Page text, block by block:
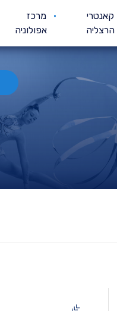
קאנטרי
הרצליה
מרכז
אפולוניה